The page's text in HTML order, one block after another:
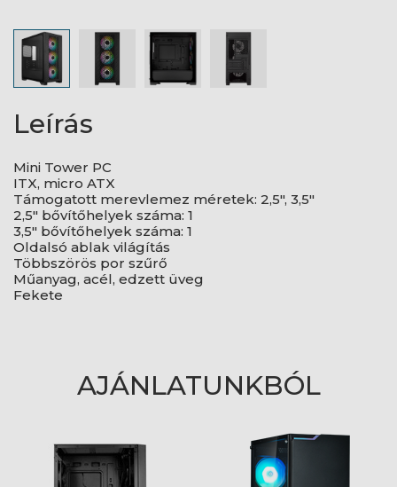
Leírás
Mini Tower PC
ITX, micro ATX
Támogatott merevlemez méretek: 2,5", 3,5"
2,5" bővítőhelyek száma: 1
3,5" bővítőhelyek száma: 1
Oldalsó ablak világítás
Többszörös por szűrő
Műanyag, acél, edzett üveg
Fekete
AJÁNLATUNKBÓL